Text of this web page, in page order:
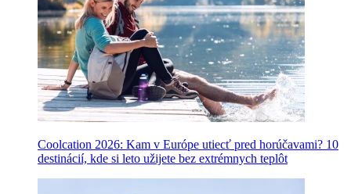
Coolcation 2026: Kam v Európe utiecť pred horúčavami? 10
destinácií, kde si leto užijete bez extrémnych teplôt